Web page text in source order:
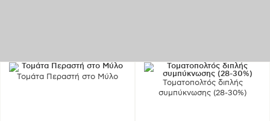
Τομάτα Περαστή στο Μύλο
Τοματοπολτός διπλής
συμπύκνωσης (28-30%)